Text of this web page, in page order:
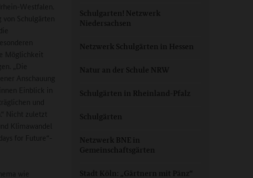
Westfalen.
Schulgärten
Möglichkeit
„Die
Anschauung
Einblick in
und
Nicht zuletzt
Klimawandel
for Future“-
wie
Schulgarten! Netzwerk
Niedersachsen
Netzwerk Schulgärten in Hessen
Natur an der Schule NRW
Schulgärten in Rheinland-Pfalz
Schulgärten
Netzwerk BNE in
Gemeinschaftsgärten
Stadt Köln: „Gärtnern mit Pänz“